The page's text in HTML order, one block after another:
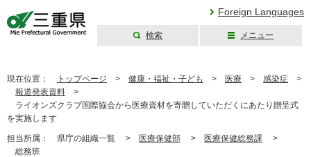
Foreign Languages
検索 メニュー
現在位置： トップページ > 健康・福祉・子ども > 医療 > 感染症 >
報道発表資料 >
ライオンズクラブ国際協会から医療資材を寄贈していただくにあたり贈呈式
を実施します
担当所属： 県庁の組織一覧 > 医療保健部 > 医療保健総務課 >
総務班